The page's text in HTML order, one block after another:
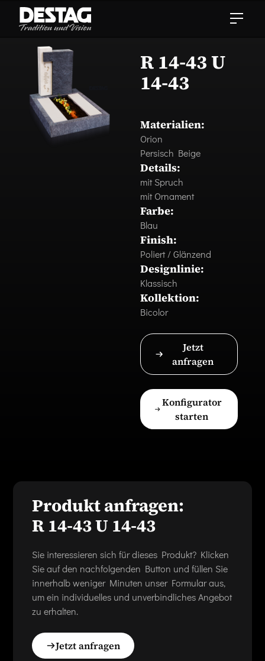
R 14-43 U
14-43
Materialien:
Orion
Persisch Beige
Details:
mit Spruch
mit Ornament
Farbe:
Blau
Finish:
Poliert / Glänzend
Designlinie:
Klassisch
Kollektion:
Bicolor
Jetzt
anfragen
Konfigurator
starten
Produkt anfragen:
R 14-43 U 14-43
Sie interessieren sich für dieses Produkt? Klicken
Sie auf den nachfolgenden Button und füllen Sie
innerhalb weniger Minuten unser Formular aus,
um ein individuelles und unverbindliches Angebot
zu erhalten.
Jetzt anfragen